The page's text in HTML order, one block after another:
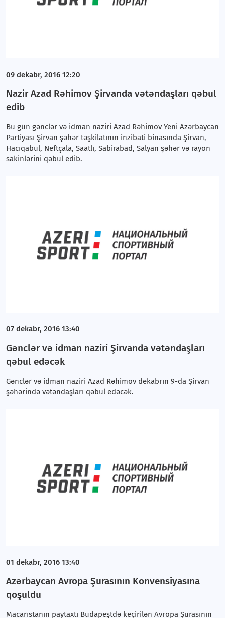
09 dekabr, 2016 12:20
Nazir Azad Rəhimov Şirvanda vətəndaşları qəbul
edib
Bu gün gənclər və idman naziri Azad Rəhimov Yeni Azərbaycan
Partiyası Şirvan şəhər təşkilatının inzibati binasında Şirvan,
Hacıqabul, Neftçala, Saatlı, Sabirabad, Salyan şəhər və rayon
sakinlərini qəbul edib.
07 dekabr, 2016 13:40
Gənclər və idman naziri Şirvanda vətəndaşları
qəbul edəcək
Gənclər və idman naziri Azad Rəhimov dekabrın 9-da Şirvan
şəhərində vətəndaşları qəbul edəcək.
01 dekabr, 2016 13:40
Azərbaycan Avropa Şurasının Konvensiyasına
qoşuldu
Macarıstanın paytaxtı Budapeştdə keçirilən Avropa Şurasının